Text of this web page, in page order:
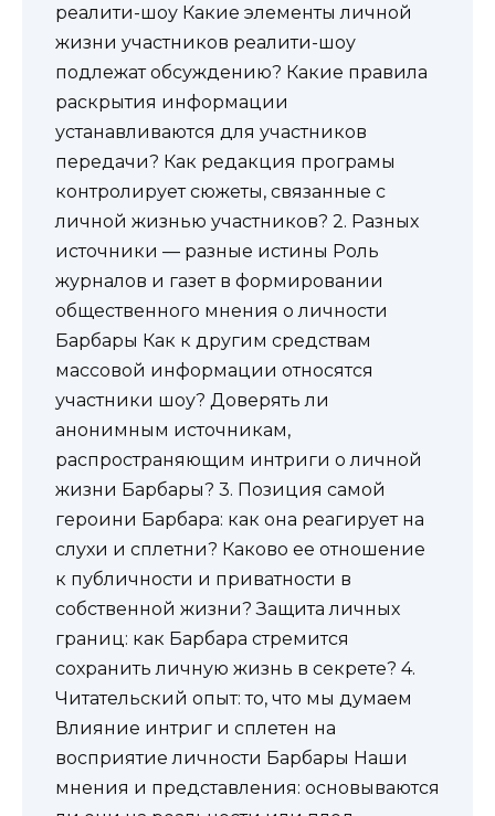
реалити-шоу Какие элементы личной
жизни участников реалити-шоу
подлежат обсуждению? Какие правила
раскрытия информации
устанавливаются для участников
передачи? Как редакция програмы
контролирует сюжеты, связанные с
личной жизнью участников? 2. Разных
источники — разные истины Роль
журналов и газет в формировании
общественного мнения о личности
Барбары Как к другим средствам
массовой информации относятся
участники шоу? Доверять ли
анонимным источникам,
распространяющим интриги о личной
жизни Барбары? 3. Позиция самой
героини Барбара: как она реагирует на
слухи и сплетни? Каково ее отношение
к публичности и приватности в
собственной жизни? Защита личных
границ: как Барбара стремится
сохранить личную жизнь в секрете? 4.
Читательский опыт: то, что мы думаем
Влияние интриг и сплетен на
восприятие личности Барбары Наши
мнения и представления: основываются